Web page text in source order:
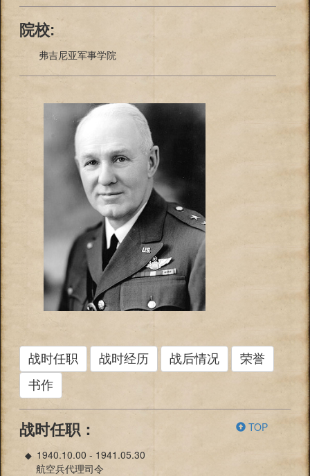
院校:
弗吉尼亚军事学院
战时任职 战时经历 战后情况
荣誉
书作
战时任职： TOP
◆1940.10.00 - 1941.05.30
航空兵代理司令